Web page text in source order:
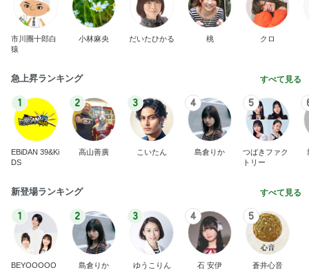
市川團十郎白
猿
小林麻央 だいたひかる 桃 クロ
急上昇ランキング すべて見る
1
EBiDAN 39&Ki
DS
2
高山善廣
3
こいたん
4
島倉りか
5
つばきファク
トリー
新登場ランキング すべて見る
1
BEYOOOOO
2
島倉りか
3
ゆうこりん
4
石 安伊
5
蒼井心音